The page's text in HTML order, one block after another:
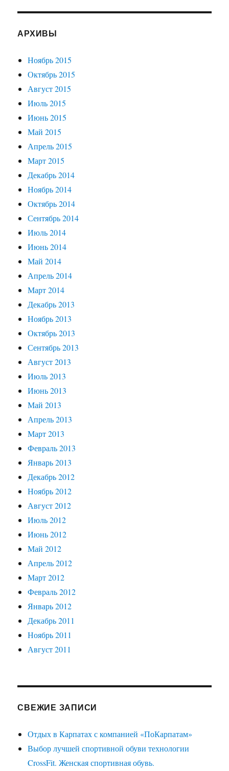
АРХИВЫ
Ноябрь 2015
Октябрь 2015
Август 2015
Июль 2015
Июнь 2015
Май 2015
Апрель 2015
Март 2015
Декабрь 2014
Ноябрь 2014
Октябрь 2014
Сентябрь 2014
Июль 2014
Июнь 2014
Май 2014
Апрель 2014
Март 2014
Декабрь 2013
Ноябрь 2013
Октябрь 2013
Сентябрь 2013
Август 2013
Июль 2013
Июнь 2013
Май 2013
Апрель 2013
Март 2013
Февраль 2013
Январь 2013
Декабрь 2012
Ноябрь 2012
Август 2012
Июль 2012
Июнь 2012
Май 2012
Апрель 2012
Март 2012
Февраль 2012
Январь 2012
Декабрь 2011
Ноябрь 2011
Август 2011
СВЕЖИЕ ЗАПИСИ
Отдых в Карпатах с компанией «ПоКарпатам»
Выбор лучшей спортивной обуви технологии
CrossFit. Женская спортивная обувь.